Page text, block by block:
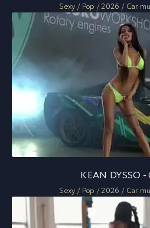
Sexy / Pop / 2026 / Car
KEAN DYSSO -
Sexy / Pop / 2026 / Car